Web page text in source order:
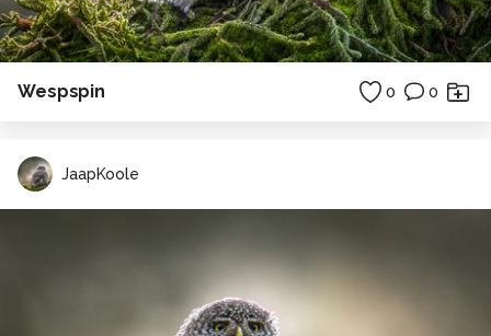
Wespspin 0 0
JaapKoole